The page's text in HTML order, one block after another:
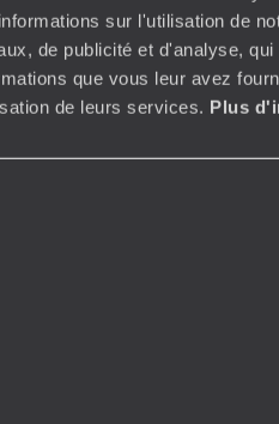
sur l'utilisation de
de publicité et d'analyse,
que vous leur avez
de leurs services. Plus
Institutionnel
Fondation d'entreprise
Relations investisseurs